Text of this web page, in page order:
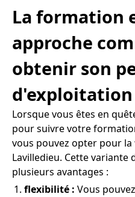
La formation
approche
obtenir son
Lorsque vous êtes en
pour suivre votre
vous pouvez opter pour la
Lavilledieu. Cette
plusieurs avantages :
flexibilité : Vous